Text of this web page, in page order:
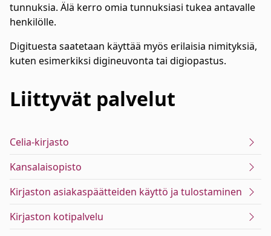
tunnuksia. Älä kerro omia tunnuksiasi tukea antavalle
henkilölle.
Digituesta saatetaan käyttää myös erilaisia nimityksiä,
kuten esimerkiksi digineuvonta tai digiopastus.
Liittyvät palvelut
Celia-kirjasto
Kansalaisopisto
Kirjaston asiakaspäätteiden käyttö ja tulostaminen
Kirjaston kotipalvelu